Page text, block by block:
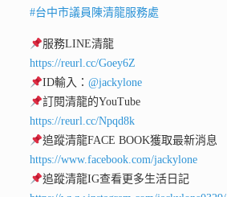
#台中市議員陳清龍服務處
服務LINE清龍
https://reurl.cc/Goey6Z
ID輸入：@jackylone
訂閱清龍的YouTube
https://reurl.cc/Npqd8k
追蹤清龍FACE BOOK獲取最新消息
https://www.facebook.com/jackylone
追蹤清龍IG查看更多生活日記